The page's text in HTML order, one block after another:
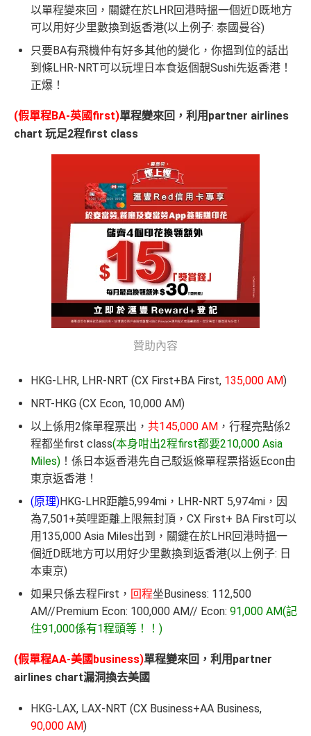
以單程變來回，關鍵在於LHR回港時搵一個近D既地方
可以用好少里數換到返香港(以上例子: 泰國曼谷)
只要BA有飛機仲有好多其他的變化，你搵到位的話出
到條LHR-NRT可以玩埋日本食返個靚Sushi先返香港！
正爆！
(假單程BA-英國first)單程變來回，利用partner airlines
chart 玩足2程first class
贊助內容
HKG-LHR, LHR-NRT (CX First+BA First, 135,000 AM)
NRT-HKG (CX Econ, 10,000 AM)
以上係用2條單程票出， 共145,000 AM ，行程亮點係2
程都坐first class(本身咁出2程first都要210,000 Asia
Miles) ！係日本返香港先自己駁返條單程票搭返Econ由
東京返香港！
(原理)HKG-LHR距離5,994mi，LHR-NRT 5,974mi，因
為7,501+英哩距離上限無封頂，CX First+ BA First可以
用135,000 Asia Miles出到，關鍵在於LHR回港時搵一
個近D既地方可以用好少里數換到返香港(以上例子: 日
本東京)
如果只係去程First， 回程坐Business: 112,500
AM//Premium Econ: 100,000 AM// Econ: 91,000 AM(記
住91,000係有1程頭等！！)
(假單程AA-美國business)單程變來回，利用partner
airlines chart漏洞換去美國
HKG-LAX, LAX-NRT (CX Business+AA Business,
90,000 AM)